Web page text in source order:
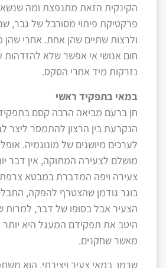
הקינקית הזאת מתנפצת ומה
פרקטיקת פיתוי מסורבל של גבר,
ולרצות שתיים שהן אחת. אחרי שהן
חום אנושי אי אפשר שלא להזדהות
נזרקות מיד אחרי הסקס.
במאי בתפקיד ראשי
חן ברעם מביאה הרבה קסם
הנקרעת בין הרצון להתמסר ליצר
לערכים מיושנים של מונוגמיה.
מושלם לצעירה המתוקה, אין דבר
צעירה ויפה המדברת במבטא
בוגר גודמן שהצטרף להפקה,
הצעיר אבל בסופו של דבר, למרות
היטב את תפקידם המעגל היא
מאשר שחקנים.
שרמן במאי צעיר ויצירתי, הוא